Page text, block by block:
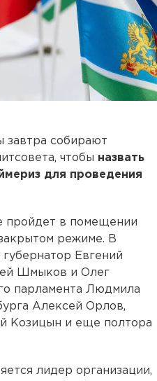
завтра собирают
чтобы назвать
для проведения
пройдет в помещении
режиме. В
Евгений
Шмыков и Олег
парламента Людмила
Алексей Орлов,
Козицын и еще полтора
лидер организации,